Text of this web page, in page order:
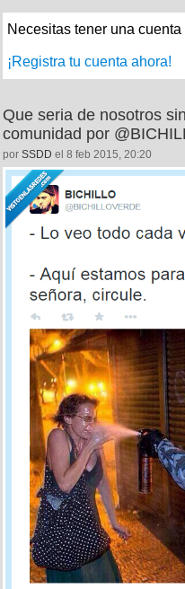
Necesitas tener una
¡Registra tu cuenta ahora!
Que seria de nosotros
comunidad por
por SSDD el 8 feb 2015, 20:20